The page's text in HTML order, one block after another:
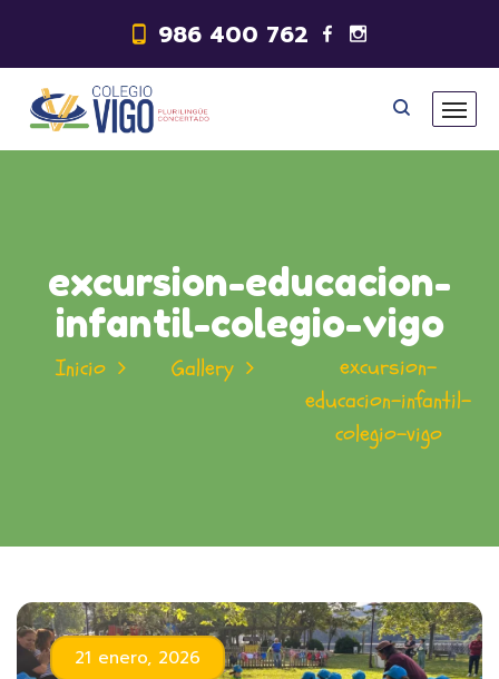
986 400 762
excursion-educacion-
infantil-colegio-vigo
Inicio Gallery
excursion-
educacion-infantil-
colegio-vigo
21 enero, 2026